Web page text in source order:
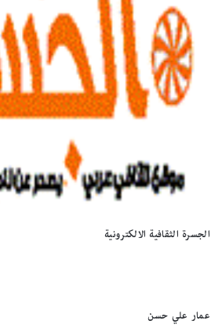
الجسرة الثقافية الالكترونية
عمار علي حسن